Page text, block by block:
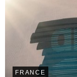
FRANCE